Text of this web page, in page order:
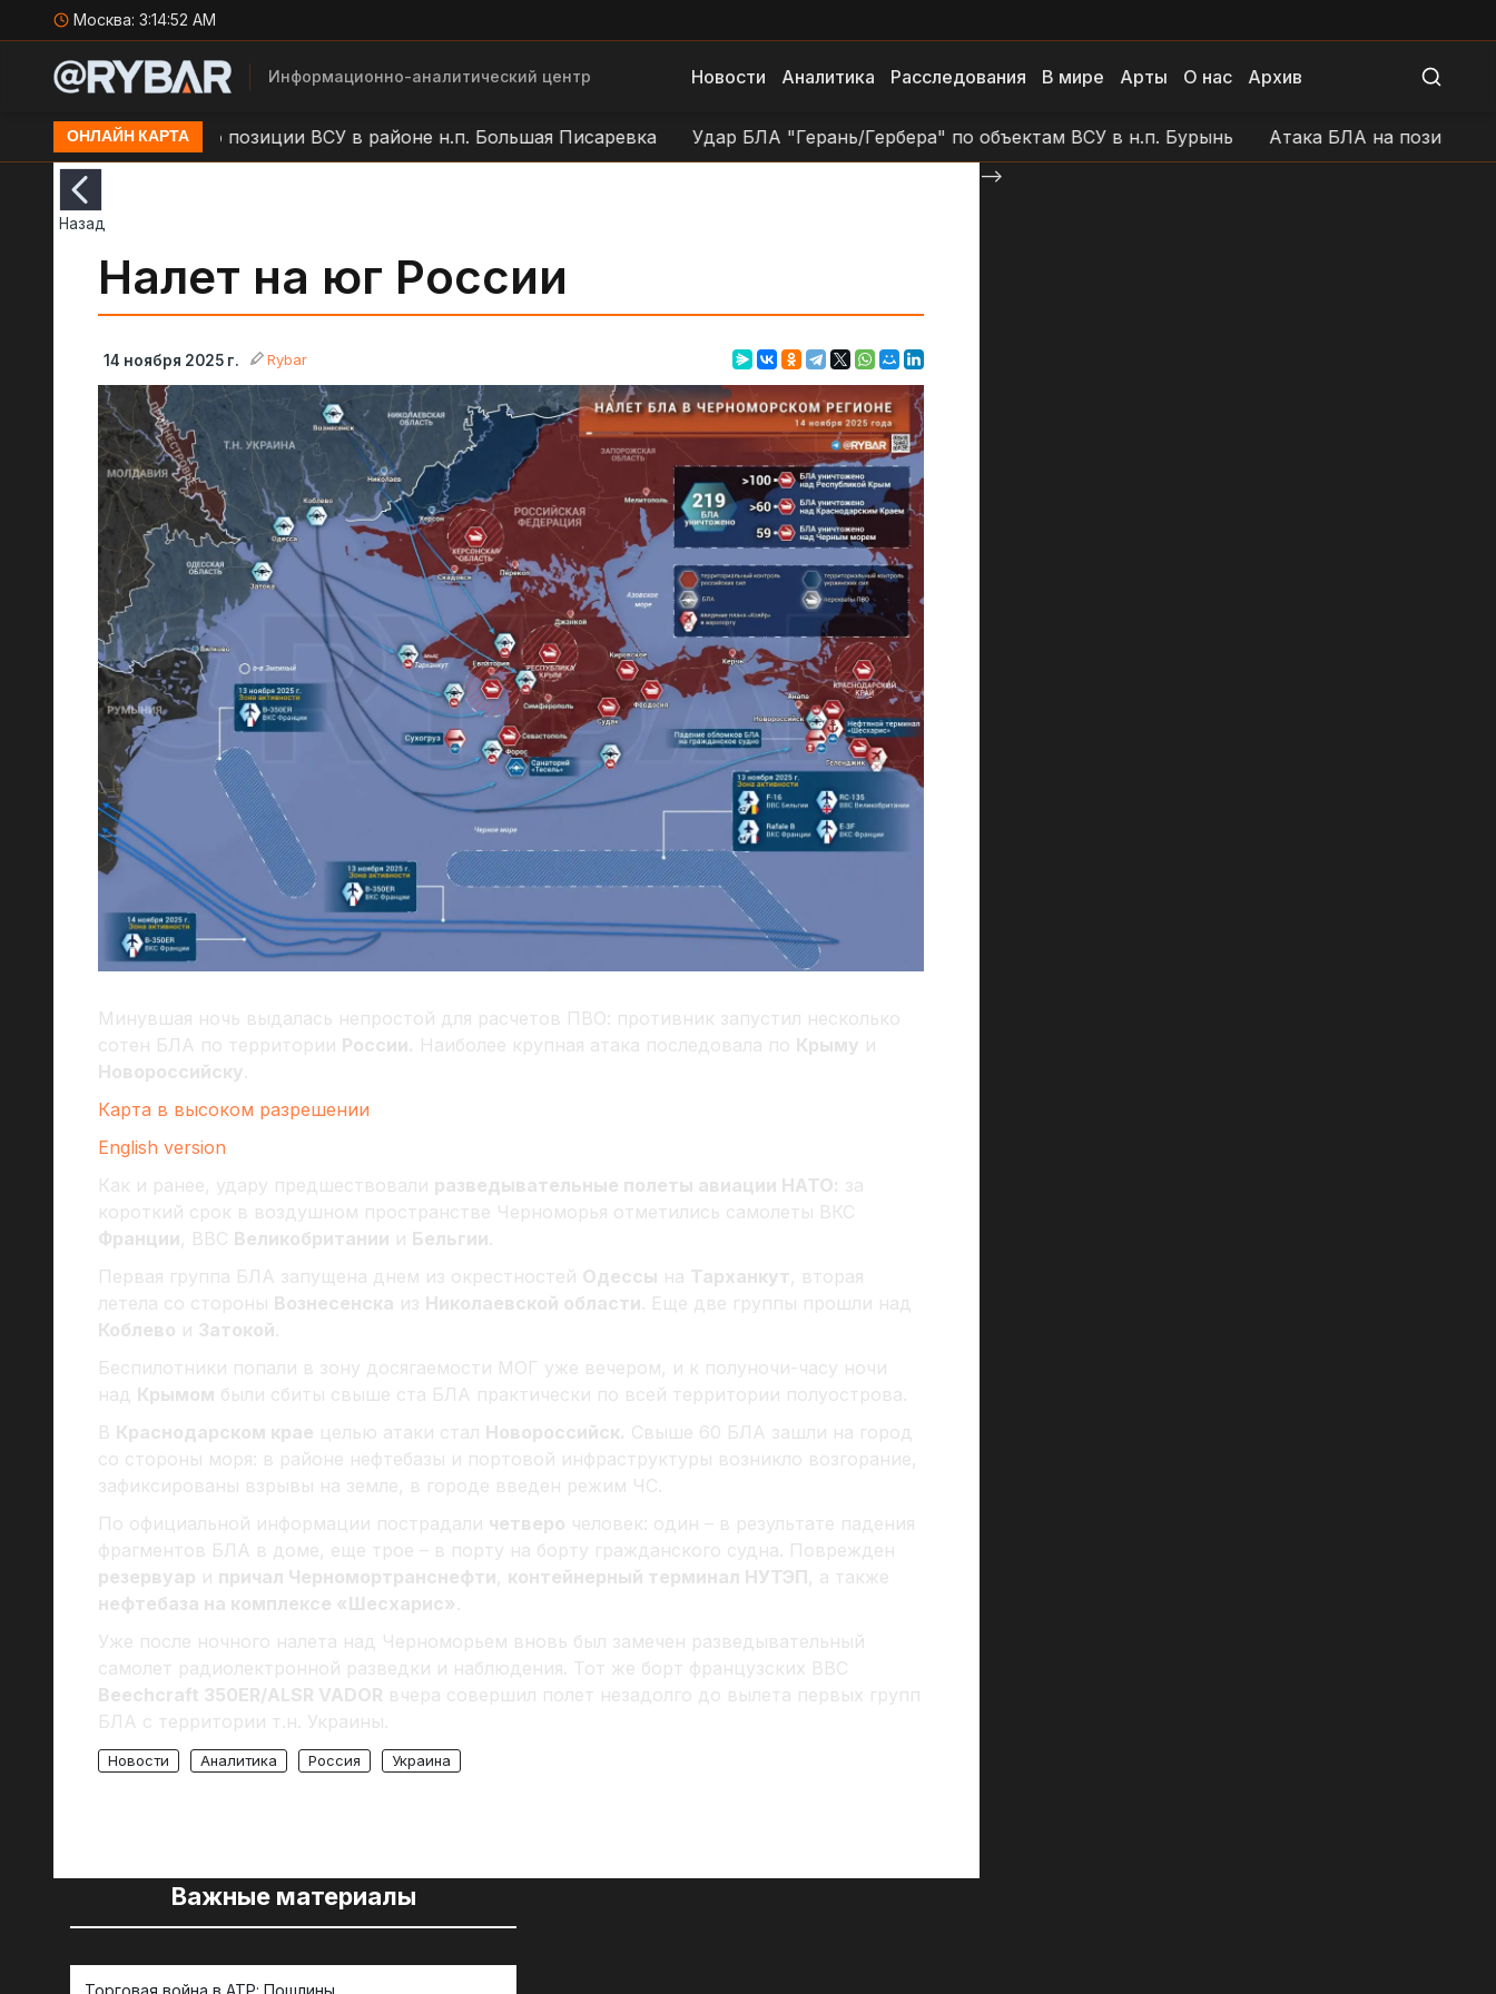
Москва: 3:14:53 AM
Информационно-аналитический центр Новости Аналитика Расследования В мире Арты О нас Архив
ОНЛАЙН КАРТА
Удар БЛА по позиции ВСУ в районе н.п. Большая Писаревка Удар БЛА "Герань/Гербера" по объектам ВСУ в н.п. Бурынь Атака БЛА на позиции ВСУ в
Назад
Налет на юг России
14 ноября 2025 г. Rybar
Минувшая ночь выдалась непростой для расчетов ПВО: противник запустил несколько
сотен БЛА по территории России. Наиболее крупная атака последовала по Крыму и
Новороссийску.
Карта в высоком разрешении
English version
Как и ранее, удару предшествовали разведывательные полеты авиации НАТО: за
короткий срок в воздушном пространстве Черноморья отметились самолеты ВКС
Франции, ВВС Великобритании и Бельгии.
Первая группа БЛА запущена днем из окрестностей Одессы на Тарханкут, вторая
летела со стороны Вознесенска из Николаевской области. Еще две группы прошли над
Коблево и Затокой.
Беспилотники попали в зону досягаемости МОГ уже вечером, и к полуночи-часу ночи
над Крымом были сбиты свыше ста БЛА практически по всей территории полуострова.
В Краснодарском крае целью атаки стал Новороссийск. Свыше 60 БЛА зашли на город
со стороны моря: в районе нефтебазы и портовой инфраструктуры возникло возгорание,
зафиксированы взрывы на земле, в городе введен режим ЧС.
По официальной информации пострадали четверо человек: один – в результате падения
фрагментов БЛА в доме, еще трое – в порту на борту гражданского судна. Поврежден
резервуар и причал Черномортранснефти, контейнерный терминал НУТЭП, а также
нефтебаза на комплексе «Шесхарис» .
Уже после ночного налета над Черноморьем вновь был замечен разведывательный
самолет радиолектронной разведки и наблюдения. Тот же борт французских ВВС
Beechcraft 350ER/ALSR VADOR вчера совершил полет незадолго до вылета первых групп
БЛА с территории т.н. Украины.
Новости Аналитика Россия Украина
-->
Важные материалы
Торговая война в АТР: Пошлины